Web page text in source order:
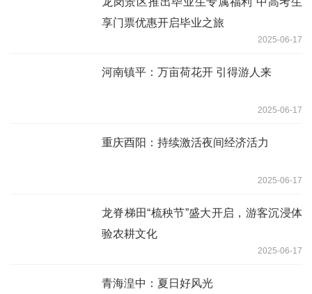
享门票优惠开启毕业之旅
2025-06-17
河南镇平：万亩荷花开 引得游人来
2025-06-17
重庆酉阳：持续激活夜间经济活力
2025-06-17
龙脊梯田“梳秧节”盛大开启，游客沉浸体
验农耕文化
2025-06-17
青海湟中：夏日好风光